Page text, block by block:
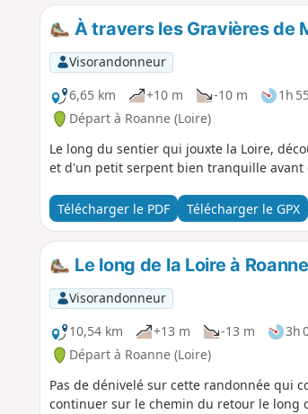
À travers les Gravières de
Visorandonneur
6,65 km
+10 m -10 m 1h 55
Départ à Roanne (Loire)
Le long du sentier qui jouxte la Loire,
et d'un petit serpent bien tranquille avant
Télécharger le PDF Télécharger le GPX
Le long de la Loire à Roanne
Visorandonneur
10,54 km
+13 m -13 m 3h
Départ à Roanne (Loire)
Pas de dénivelé sur cette randonnée qui
continuer sur le chemin du retour le long